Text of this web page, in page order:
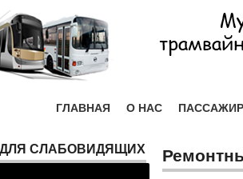
ГЛАВНАЯ О НАС
СЛАБОВИДЯЩИХ